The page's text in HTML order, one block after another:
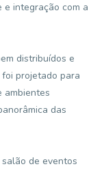
e integração com a
distribuídos e
projetado para
ambientes
das
de eventos